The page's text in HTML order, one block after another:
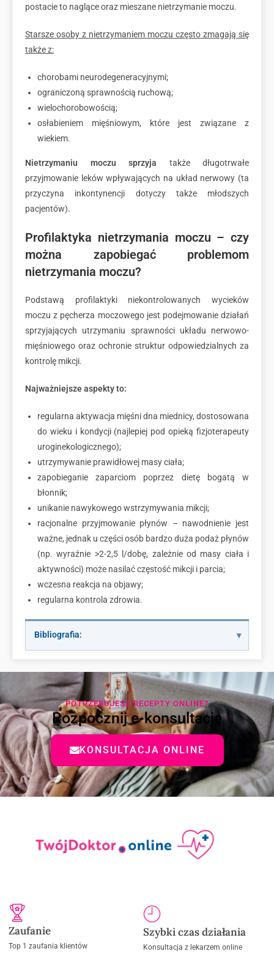
postacie to naglące oraz mieszane nietrzymanie moczu.
Starsze osoby z nietrzymaniem moczu często zmagają się
także z:
chorobami neurodegeneracyjnymi;
ograniczoną sprawnością ruchową;
wielochorobowością;
osłabieniem mięśniowym, które jest związane z
wiekiem.
Nietrzymaniu moczu sprzyja także długotrwałe
przyjmowanie leków wpływających na układ nerwowy (ta
przyczyna inkontynencji dotyczy także młodszych
pacjentów).
Profilaktyka nietrzymania moczu – czy
można zapobiegać problemom
nietrzymania moczu?
Podstawą profilaktyki niekontrolowanych wycieków
moczu z pęcherza moczowego jest podejmowanie działań
sprzyjających utrzymaniu sprawności układu nerwowo-
mięśniowego oraz ochronie struktur odpowiedzialnych za
kontrolę mikcji.
Najważniejsze aspekty to:
regularna aktywacja mięśni dna miednicy, dostosowana
do wieku i kondycji (najlepiej pod opieką fizjoterapeuty
uroginekologicznego);
utrzymywanie prawidłowej masy ciała;
zapobieganie zaparciom poprzez dietę bogatą w
błonnik;
unikanie nawykowego wstrzymywania mikcji;
racjonalne przyjmowanie płynów – nawodnienie jest
ważne, jednak u części osób bardzo duża podaż płynów
(np. wyraźnie >2-2,5 l/dobę, zależnie od masy ciała i
aktywności) może nasilać częstość mikcji i parcia;
wczesna reakcja na objawy;
regularna kontrola zdrowia.
Bibliografia:
POTRZEBUJESZ RECEPTY ONLINE?
Rozpocznij e-konsultację
KONSULTACJA ONLINE
Zaufanie
Top 1 zaufania klientów
Szybki czas działania
Konsultacja z lekarzem online